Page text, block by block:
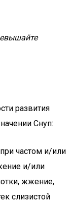
развития
Снуп:
частом и/или
и/или
жжение,
слизистой